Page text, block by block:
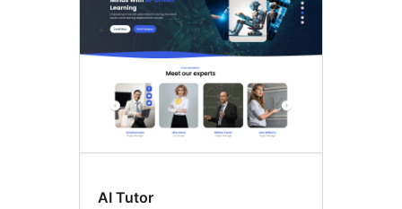
AI Tutor